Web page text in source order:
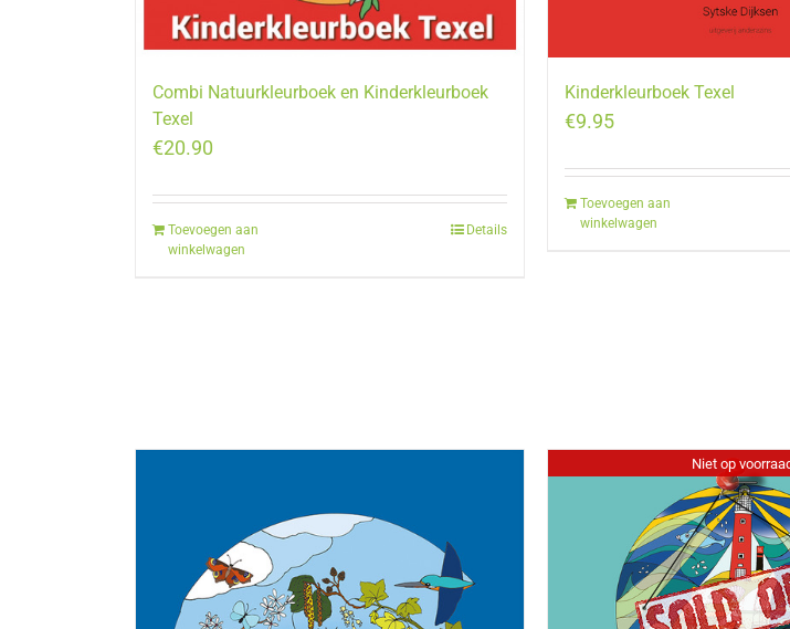
Combi Natuurkleurboek en Kinderkleurboek
Texel
€20.90
Toevoegen aan
winkelwagen
Details
Kinderkleurboek Texel
€9.95
Toevoegen aan
winkelwagen
Niet op